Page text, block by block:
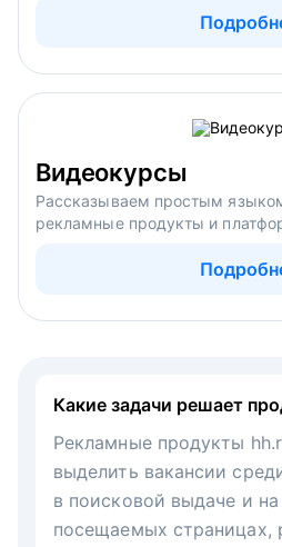
Видеокурсы
Рассказываем простым
рекламные продукты и
Какие задачи решает
Рекламные продукты
выделить вакансии
в поисковой выдаче и
посещаемых страницах,